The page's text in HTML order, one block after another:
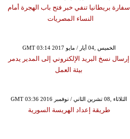
سفارة بريطانيا تنفي خبر فتح باب الهجرة أمام
النساء المصريات
GMT 03:14 2017 الخميس ,04 أيار / مايو
إرسال نسخ البريد الإلكتروني إلى المدير يدمر
بيئة العمل
GMT 03:36 2016 الثلاثاء ,08 تشرين الثاني / نوفمبر
طريقة إعداد الهريسة السورية